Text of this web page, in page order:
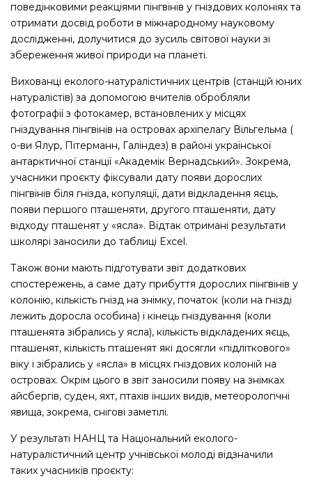
поведінковими реакціями пінгвінів у гніздових колоніях та
отримати досвід роботи в міжнародному науковому
дослідженні, долучитися до зусиль світової науки зі
збереження живої природи на планеті.
Вихованці еколого-натуралістичних центрів (станцій юних
натуралістів) за допомогою вчителів обробляли
фотографії з фотокамер, встановлених у місцях
гніздування пінгвінів на островах архіпелагу Вільгельма (
о-ви Ялур, Пітерманн, Галіндез) в районі української
антарктичної станції «Академік Вернадський». Зокрема,
учасники проєкту фіксували дату появи дорослих
пінгвінів біля гнізда, копуляції, дати відкладення яєць,
появи першого пташеняти, другого пташеняти, дату
відходу пташенят у «ясла». Відтак отримані результати
школярі заносили до таблиці Excel.
Також вони мають підготувати звіт додаткових
спостережень, а саме дату прибуття дорослих пінгвінів у
колонію, кількість гнізд на знімку, початок (коли на гнізді
лежить доросла особина) і кінець гніздування (коли
пташенята зібрались у ясла), кількість відкладених яєць,
пташенят, кількість пташенят які досягли «підліткового»
віку і зібрались у «ясла» в місцях гніздових колоній на
островах. Окрім цього в звіт заносили появу на знімках
айсбергів, суден, яхт, птахів інших видів, метеорологічні
явища, зокрема, снігові заметілі.
У результаті НАНЦ та Національний еколого-
натуралістичний центр учнівської молоді відзначили
таких учасників проєкту: